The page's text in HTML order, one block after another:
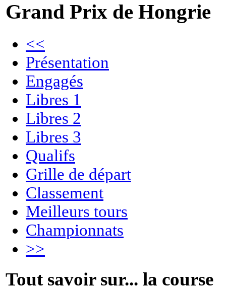
Grand Prix de Hongrie
<<
Présentation
Engagés
Libres 1
Libres 2
Libres 3
Qualifs
Grille de départ
Classement
Meilleurs tours
Championnats
>>
Tout savoir sur... la course